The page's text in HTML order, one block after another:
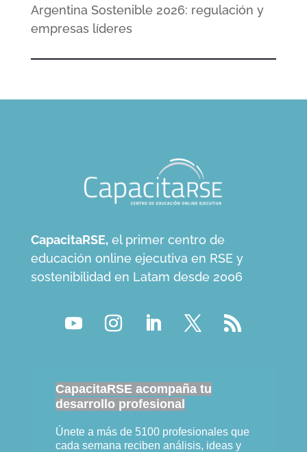
Argentina Sostenible 2026: regulación y
empresas líderes
CapacitaRSE, el primer centro de
educación online ejecutiva en RSE y
sostenibilidad en Latam desde 2006
CapacitaRSE acompaña tu
desarrollo profesional
Únete a más de 5100 profesionales que
cada semana reciben análisis, ideas y